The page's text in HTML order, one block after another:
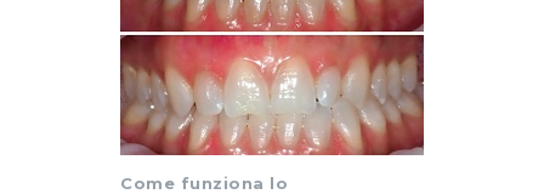
Come funziona lo